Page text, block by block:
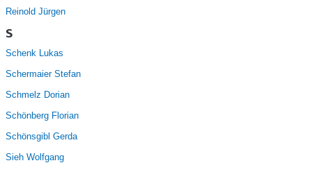
Reinold Jürgen
S
Schenk Lukas
Schermaier Stefan
Schmelz Dorian
Schönberg Florian
Schönsgibl Gerda
Sieh Wolfgang